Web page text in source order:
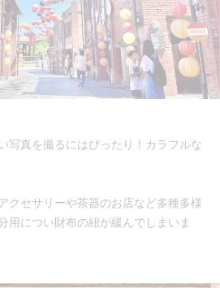
写真を撮るにはぴったり！カラフルな
クセサリーや茶器のお店など多種多様
用につい財布の紐が緩んでしまいま